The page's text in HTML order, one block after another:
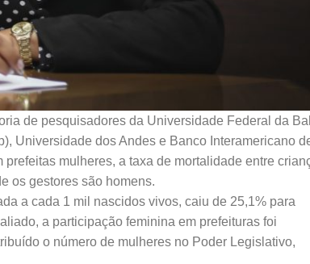
de pesquisadores da Universidade Federal da
Universidade dos Andes e Banco Interamericano
mulheres, a taxa de mortalidade entre
os gestores são homens.
a cada 1 mil nascidos vivos, caiu de 25,1% para
a participação feminina em prefeituras foi
o número de mulheres no Poder Legislativo,